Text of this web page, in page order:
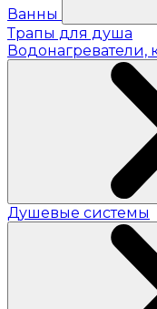
Ванны
Трапы для душа
Водонагреватели,
Душевые системы